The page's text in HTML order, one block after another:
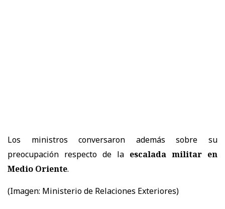
Los ministros conversaron además sobre su
preocupación respecto de la escalada militar en
Medio Oriente.
(Imagen: Ministerio de Relaciones Exteriores)